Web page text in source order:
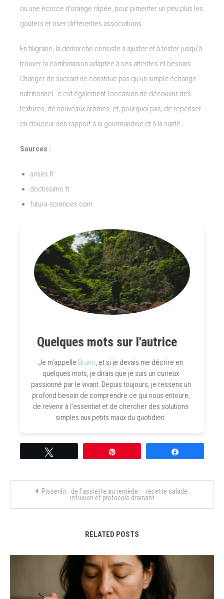
ou une écorce d’orange râpée, pour pimenter un peu plus les
goûters et oser différentes associations.
En filigrane, la démarche consiste à ajuster et à tester jusqu’à
trouver la combinaison adaptée à ses attentes et besoins.
Changer de sucrant ne constitue pas qu’un simple échange
nutritionnel : c’est également l’occasion de découvrir des
textures, de nouveaux arômes, et, pourquoi pas, de repenser
en douceur son rapport à la gourmandise et à la santé.
Sources :
anses.fr
doctissimo.fr
futura-sciences.com
Quelques mots sur l'autrice
Je m’appelle Bruno, et si je devais me décrire en
quelques mots, je dirais que je suis un curieux
passionné par le vivant. Depuis toujours, je ressens un
profond besoin de comprendre ce qui nous entoure,
de revenir à l’essentiel et de chercher des solutions
simples aux petits maux du quotidien.
Navigation
de
Pissenlit : de l’assiette au remède — recette salade,
infusion et protocole drainant
RELATED POSTS